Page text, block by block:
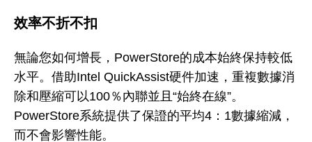
效率不折不扣
無論您如何增長，PowerStore的成本始終保持較低
水平。借助Intel QuickAssist硬件加速，重複數據消
除和壓縮可以100％內聯並且“始終在線”。
PowerStore系統提供了保證的平均4：1數據縮減，
而不會影響性能。